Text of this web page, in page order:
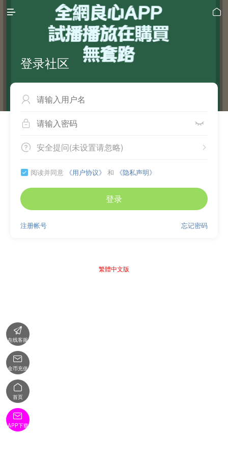
 
登录社区

 
 
安全提问(未设置请忽略)
 阅读并同意 《用户协议》 和 《隐私声明》
登录
忘记密码
注册帐号
繁體中文版

在线客服

金币充值

首页

APP下载